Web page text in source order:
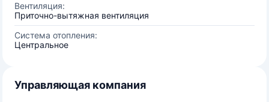
Вентиляция:
Приточно-вытяжная вентиляция
Система отопления:
Центральное
Управляющая компания